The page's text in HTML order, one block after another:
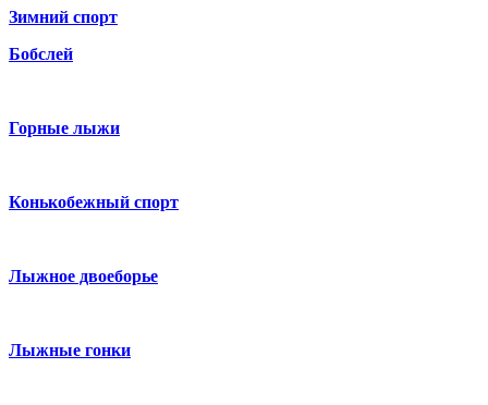
Зимний спорт
Бобслей
Горные лыжи
Конькобежный спорт
Лыжное двоеборье
Лыжные гонки